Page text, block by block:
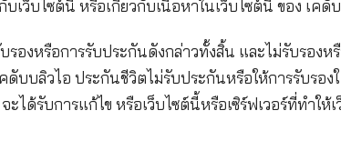
นี้มิใช่คำเสนอขายหรือการชักชวนให้ซื้อผลิ
เว็บไซต์นี้เป็นการใช้งาน ""ตามสภาพที่เป็